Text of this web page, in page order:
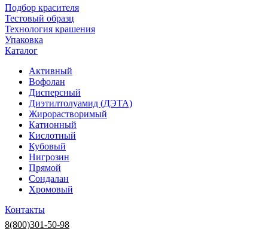
Подбор красителя
Тестовый образц
Технология крашения
Упаковка
Каталог
Активный
Вофолан
Дисперсный
Диэтилтолуамид (ДЭТА)
Жирорастворимый
Катионный
Кислотный
Кубовый
Нигрозин
Прямой
Сондалан
Хромовый
Контакты
8(800)301-50-98